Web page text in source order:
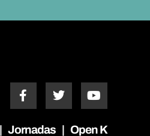
| Jornadas | Open K